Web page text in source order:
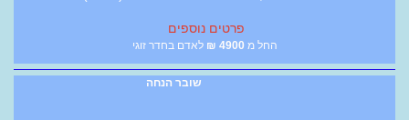
פרטים נוספים
החל מ 4900
₪ לאדם בחדר זוגי
שובר הנחה